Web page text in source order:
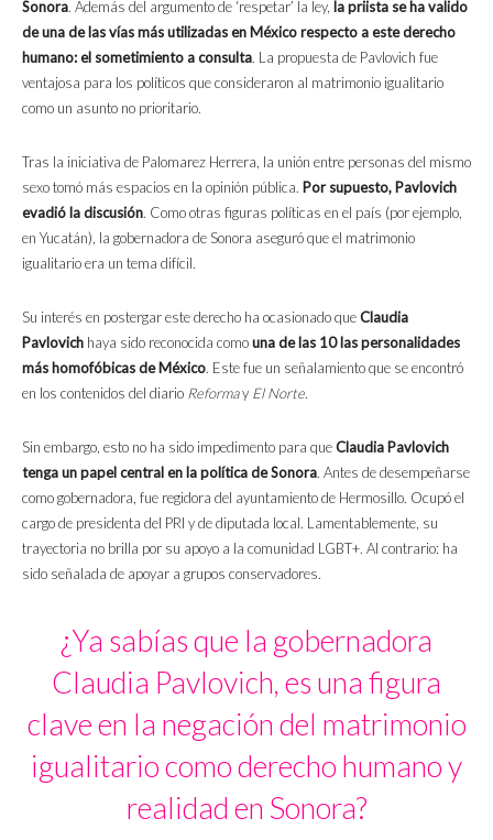
Sonora. Además del argumento de ‘respetar’ la ley, la priista se ha valido
de una de las vías más utilizadas en México respecto a este derecho
humano: el sometimiento a consulta. La propuesta de Pavlovich fue
ventajosa para los políticos que consideraron al matrimonio igualitario
como un asunto no prioritario.
Tras la iniciativa de Palomarez Herrera, la unión entre personas del mismo
sexo tomó más espacios en la opinión pública. Por supuesto, Pavlovich
evadió la discusión. Como otras figuras políticas en el país (por ejemplo,
en Yucatán), la gobernadora de Sonora aseguró que el matrimonio
igualitario era un tema difícil.
Su interés en postergar este derecho ha ocasionado queClaudia
Pavlovich haya sido reconocida comouna de las 10 las personalidades
más homofóbicas de México. Este fue un señalamiento que se encontró
en los contenidos del diario Reformay El Norte.
Sin embargo, esto no ha sido impedimento para queClaudia Pavlovich
tenga un papel central en la política de Sonora. Antes de desempeñarse
como gobernadora, fue regidora del ayuntamiento de Hermosillo. Ocupó el
cargo de presidenta del PRI y de diputada local. Lamentablemente, su
trayectoria no brilla por su apoyo a la comunidad LGBT+. Al contrario: ha
sido señalada de apoyar a grupos conservadores.
¿Ya sabías que la gobernadora
Claudia Pavlovich, es una figura
clave en la negación del matrimonio
igualitario como derecho humano y
realidad en Sonora?